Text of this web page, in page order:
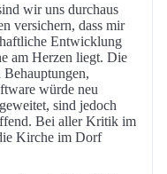
wir uns durchaus
versichern, dass mir
Entwicklung
am Herzen liegt. Die
würde neu
sind jedoch
Bei aller Kritik im
Kirche im Dorf